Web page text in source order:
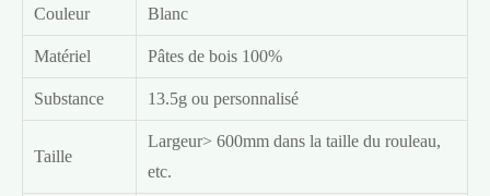
Couleur Blanc
Matériel Pâtes de bois 100%
Substance 13.5g ou personnalisé
Taille
Largeur> 600mm dans la taille du rouleau,
etc.